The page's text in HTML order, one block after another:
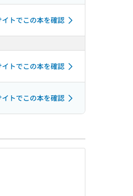
トでこの本を確認
トでこの本を確認
トでこの本を確認